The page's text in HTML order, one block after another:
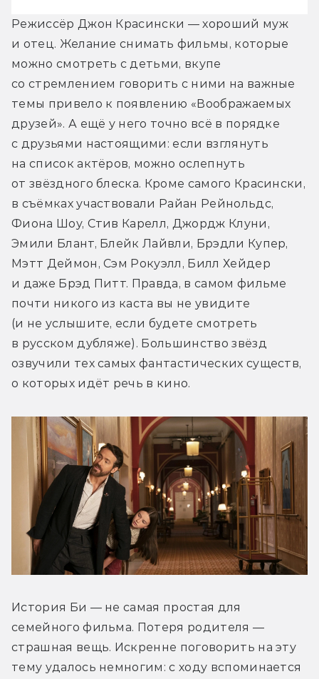
Режиссёр Джон Красински — хороший муж
и отец. Желание снимать фильмы, которые
можно смотреть с детьми, вкупе
со стремлением говорить с ними на важные
темы привело к появлению «Воображаемых
друзей». А ещё у него точно всё в порядке
с друзьями настоящими: если взглянуть
на список актёров, можно ослепнуть
от звёздного блеска. Кроме самого Красински,
в съёмках участвовали Райан Рейнольдс,
Фиона Шоу, Стив Карелл, Джордж Клуни,
Эмили Блант, Блейк Лайвли, Брэдли Купер,
Мэтт Деймон, Сэм Рокуэлл, Билл Хейдер
и даже Брэд Питт. Правда, в самом фильме
почти никого из каста вы не увидите
(и не услышите, если будете смотреть
в русском дубляже). Большинство звёзд
озвучили тех самых фантастических существ,
о которых идёт речь в кино.
История Би — не самая простая для
семейного фильма. Потеря родителя —
страшная вещь. Искренне поговорить на эту
тему удалось немногим: с ходу вспоминается